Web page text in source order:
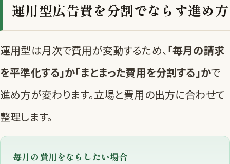
運用型広告費を分割でならす進め方
運用型は月次で費用が変動するため、「毎月の請求
を平準化する」か「まとまった費用を分割する」かで
進め方が変わります。立場と費用の出方に合わせて
整理します。
毎月の費用をならしたい場合